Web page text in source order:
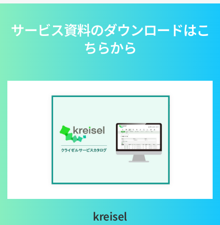
サービス資料のダウンロードはこ
ちらから
kreisel